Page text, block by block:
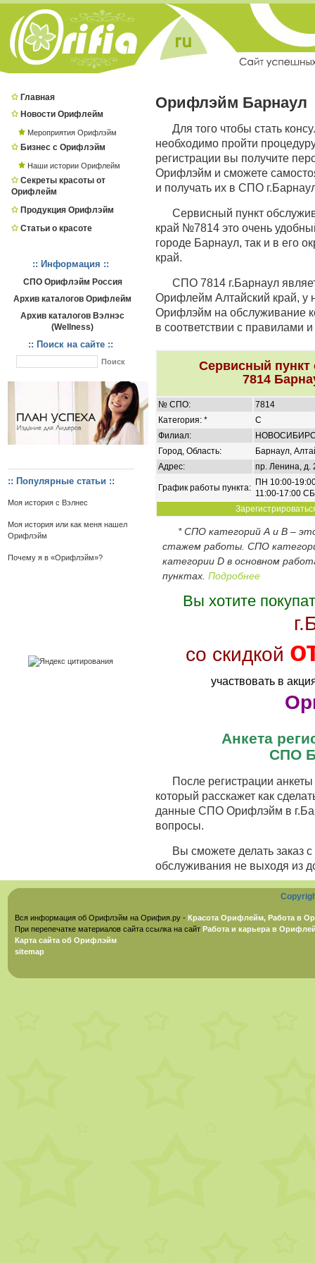
Главная
Новости Орифлейм
Мероприятия Орифлэйм
Бизнес с Орифлэйм
Наши истории Орифлейм
Секреты красоты от
Орифлейм
Продукция Орифлэйм
Статьи о красоте
:: Информация ::
СПО Орифлэйм Россия
Архив каталогов Орифлейм
Архив каталогов Вэлнэс
(Wellness)
:: Поиск на сайте ::
:: Популярные статьи ::
Моя история с Вэлнес
Моя история или как меня нашел
Орифлэйм
Почему я в «Орифлэйм»?
Орифлэйм Барнаул
Для того чтобы стать
необходимо пройти
регистрации вы получите
Орифлэйм и сможете
и получать их в СПО
Сервисный пункт
край №7814 это очень
городе Барнаул, так и в его
край.
СПО 7814 г.Барнаул
Орифлейм Алтайский край, у
Орифлэйм на обслуживание
в соответствии с правилами
Сервисный
7814
№ СПО:
7814
Категория: *
C
Филиал:
Город, Область:
Барнаул,
Адрес:
пр. Ленина, д.
График работы пункта:
ПН 10:00-
11:00-17:00
* СПО категорий А и В –
стажем работы. СПО
категории D в основном
пунктах. Подробнее
Вы хотите
со скидкой
участвовать в
Анкета
СПО
После регистрации
который расскажет как
данные СПО Орифлэйм в
вопросы.
Вы сможете делать заказ
обслуживания не выходя из
Вся информация об Орифлэйм на Орифия.ру - Красота Орифлейм, Работа в
При перепечатке материалов сайта ссылка на сайт Работа и карьера в
Карта сайта об Орифлэйм
sitemap